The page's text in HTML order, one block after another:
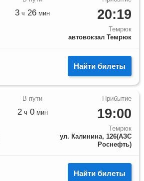
20:19
Темрюк
автовокзал Темрюк
3 ч 26 мин
Найти билеты
19:00
Темрюк
ул. Калинина, 126(АЗС
Роснефть)
2ч 0мин
Найти билеты